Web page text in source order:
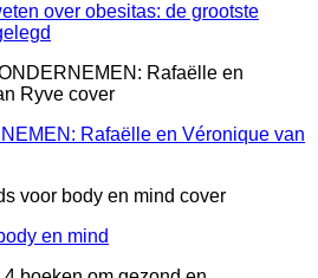
over obesitas: de grootste
Rafaëlle en Véronique van
en mind